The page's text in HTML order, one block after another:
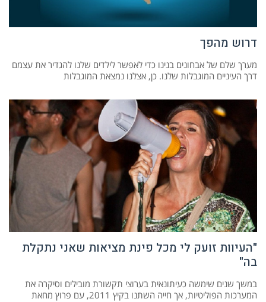
דרוש מהפך
מערך שלם של אבחונים בנינו כדי לאפשר לילדים שלנו להגדיר את עצמם
דרך העיניים המוגבלות שלנו. כן, אצלנו נמצאת המוגבלות
"העיוות זועק לי מכל פינת מציאות שאני נתקלת
בה"
במשך שנים שימשה כעיתונאית בערוצי תקשורת מובילים וסיקרה את
המערכות הפוליטיות, אך חייה השתנו בקיץ 2011, עם פרוץ מחאת